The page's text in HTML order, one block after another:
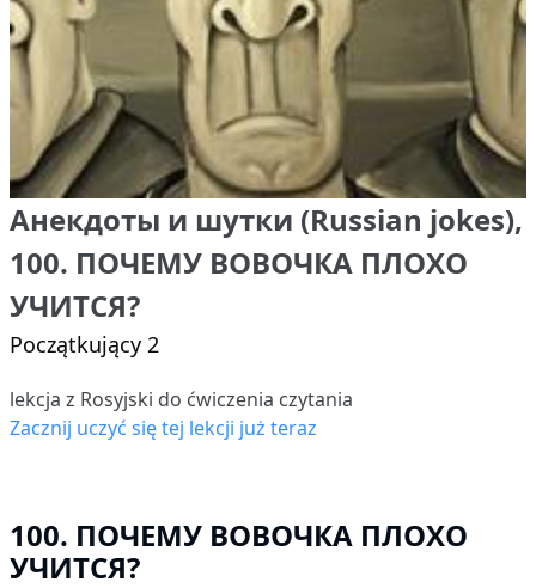
Анекдоты и шутки (Russian jokes),
100. ПОЧЕМУ ВОВОЧКА ПЛОХО
УЧИТСЯ?
Początkujący 2
lekcja z Rosyjski do ćwiczenia czytania
Zacznij uczyć się tej lekcji już teraz
100. ПОЧЕМУ ВОВОЧКА ПЛОХО
УЧИТСЯ?